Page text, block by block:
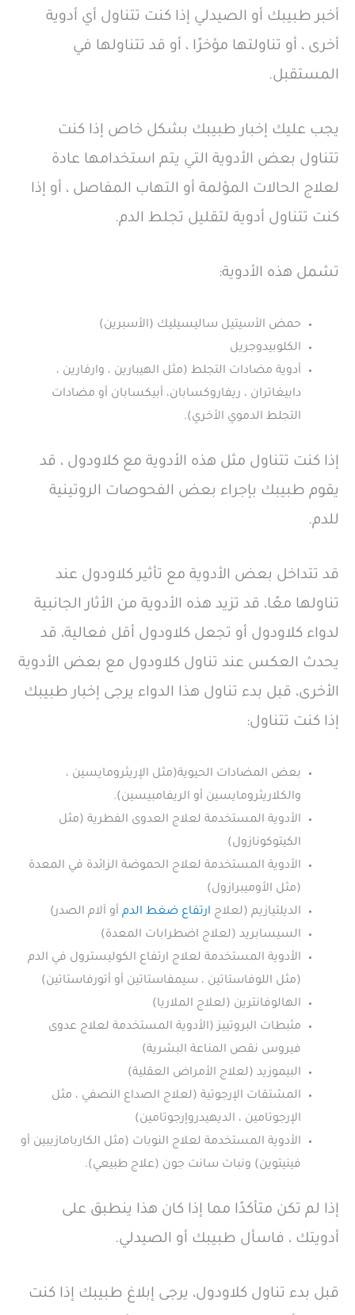
أخبر طبيبك أو الصيدلي إذا كنت تتناول أي أدوية
أخرى ، أو تناولتها مؤخرًا ، أو قد تتناولها في
المستقبل.
يجب عليك إخبار طبيبك بشكل خاص إذا كنت
تتناول بعض الأدوية التي يتم استخدامها عادة
لعلاج الحالات المؤلمة أو التهاب المفاصل ، أو إذا
كنت تتناول أدوية لتقليل تجلط الدم.
تشمل هذه الأدوية:
حمض الأسيتيل ساليسيليك (الأسبرين)
الكلوبيدوجريل
أدوية مضادات التجلط (مثل الهيبارين ، وارفارين ،
دابيغاتران ، ريفاروكسابان، أبيكسابان أو مضادات
التجلط الدموي الأخري).
إذا كنت تتناول مثل هذه الأدوية مع كلاودول ، قد
يقوم طبيبك بإجراء بعض الفحوصات الروتينية
للدم.
قد تتداخل بعض الأدوية مع تأثير كلاودول عند
تناولها معًا، قد تزيد هذه الأدوية من الأثار الجانبية
لدواء كلاودول أو تجعل كلاودول أقل فعالية، قد
يحدث العكس عند تناول كلاودول مع بعض الأدوية
الأخرى، قبل بدء تناول هذا الدواء يرجى إخبار طبيبك
إذا كنت تتناول:
بعض المضادات الحيوية(مثل الإريثرومايسين ،
والكلاريثرومايسين أو الريفامبيسين).
الأدوية المستخدمة لعلاج العدوى الفطرية (مثل
الكيتوكونازول)
الأدوية المستخدمة لعلاج الحموضة الزائدة في المعدة
(مثل الأوميبرازول)
الديلتيازيم (لعلاج ارتفاع ضغط الدم أو آلام الصدر)
السيسابريد (لعلاج اضطرابات المعدة)
الأدوية المستخدمة لعلاج ارتفاع الكوليسترول في الدم
(مثل اللوفاستاتين ، سيمفاستاتين أو أتورفاستاتين)
الهالوفانترين (لعلاج الملاريا)
مثبطات البروتييز (الأدوية المستخدمة لعلاج عدوى
فيروس نقص المناعة البشرية)
البيموزيد (لعلاج الأمراض العقلية)
المشتقات الإرجوتية (لعلاج الصداع النصفي ، مثل
الإرجوتامين ، الديهيدروإرجوتامين)
الأدوية المستخدمة لعلاج النوبات (مثل الكاربامازيبين أو
فينيتوين) ونبات سانت جون (علاج طبيعي).
إذا لم تكن متأكدًا مما إذا كان هذا ينطبق على
أدويتك ، فاسأل طبيبك أو الصيدلي.
قبل بدء تناول كلاودول، يرجى إبلاغ طبيبك إذا كنت